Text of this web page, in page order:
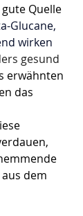
Quelle
Glucane,
wirken
gesund
erwähnten
das
dem